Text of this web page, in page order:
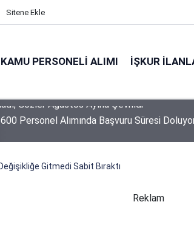
Sitene Ekle
KAMU PERSONELI ALIMI İŞKUR
Personel Alımında Başvuru Süresi
Gitmedi Sabit Bıraktı
Reklam